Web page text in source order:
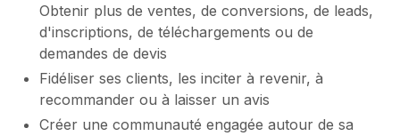
Obtenir plus de ventes, de conversions, de leads,
d'inscriptions, de téléchargements ou de
demandes de devis
Fidéliser ses clients, les inciter à revenir, à
recommander ou à laisser un avis
Créer une communauté engagée autour de sa